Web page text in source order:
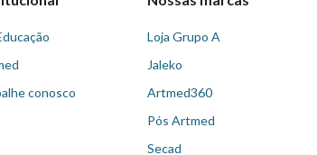
conosco
Loja Grupo A
Jaleko
Artmed360
Pós Artmed
Secad